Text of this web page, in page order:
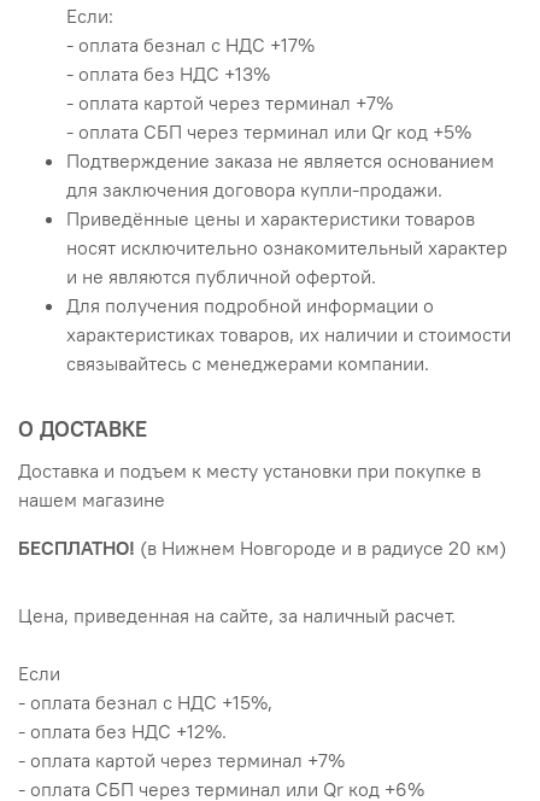
Если:
- оплата безнал с НДС +17%
- оплата без НДС +13%
- оплата картой через терминал +7%
- оплата СБП через терминал или Qr код +5%
Подтверждение заказа не является основанием
для заключения договора купли-продажи.
Приведённые цены и характеристики товаров
носят исключительно ознакомительный характер
и не являются публичной офертой.
Для получения подробной информации о
характеристиках товаров, их наличии и стоимости
связывайтесь с менеджерами компании.
О ДОСТАВКЕ
Доставка и подъем к месту установки при покупке в
нашем магазине
БЕСПЛАТНО! (в Нижнем Новгороде и в радиусе 20 км)
Цена, приведенная на сайте, за наличный расчет.
Если
- оплата безнал с НДС +15%,
- оплата без НДС +12%.
- оплата картой через терминал +7%
- оплата СБП через терминал или Qr код +6%